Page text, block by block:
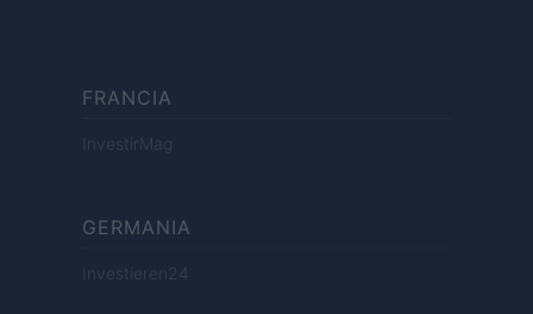
FRANCIA
InvestirMag
GERMANIA
Investieren24